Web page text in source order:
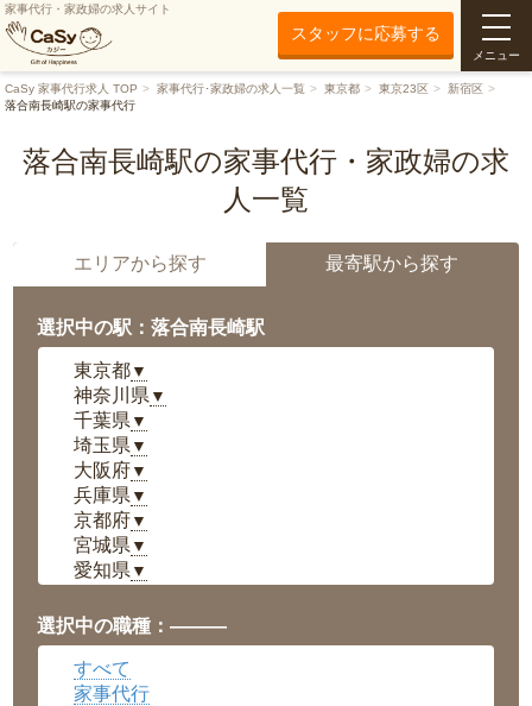
家事代行・家政婦の求人サイト
スタッフに応募する
メニュー
CaSy 家事代行求人 TOP 家事代行･家政婦の求人一覧 東京都 東京23区
新宿区
落合南長崎駅の家事代行
落合南長崎駅の家事代行・家政婦の求
人一覧
エリアから探す 最寄駅から探す
選択中の駅：落合南長崎駅
東京都▼
神奈川県 ▼
千葉県 ▼
埼玉県 ▼
大阪府▼
兵庫県 ▼
京都府▼
宮城県 ▼
愛知県 ▼
岡山県▼
広島県▼
沖縄県
選択中の職種：———
すべて
家事代行